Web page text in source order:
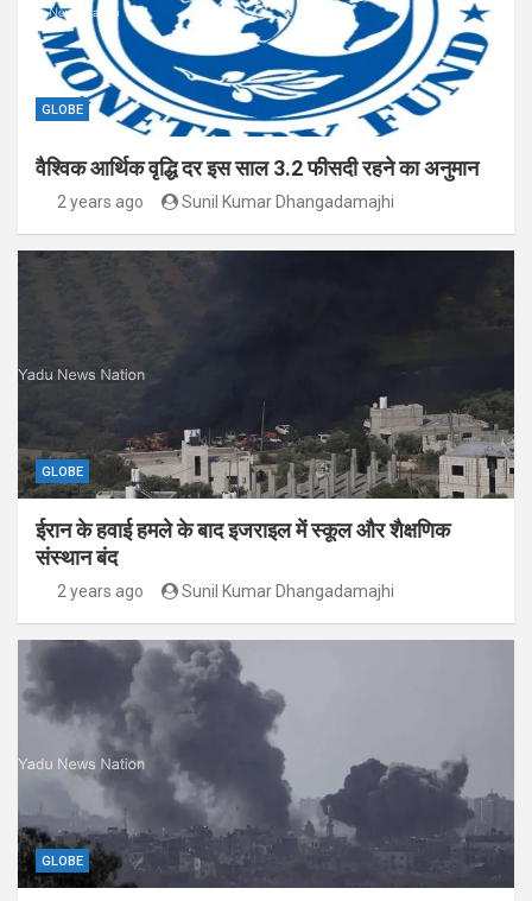
GLOBE
वैश्विक आर्थिक वृद्धि दर इस साल 3.2 फीसदी रहने का अनुमान
2 years ago Sunil Kumar Dhangadamajhi
GLOBE
ईरान के हवाई हमले के बाद इजराइल में स्कूल और शैक्षणिक
संस्थान बंद
2 years ago Sunil Kumar Dhangadamajhi
GLOBE